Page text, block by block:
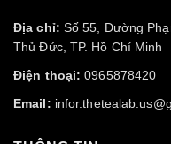
Địa chỉ: Số 55, Đường
Thủ Đức, TP. Hồ Chí Minh
Điện thoại: 0965878420
Email: